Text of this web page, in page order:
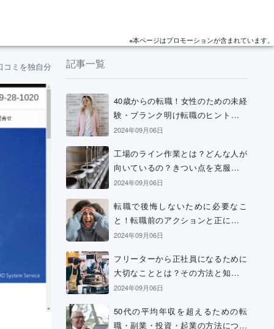
※本ページはプロモーションが含まれています。
コミを独自分析！記事一覧
40歳からの転職！女性のための未経
験・ブランク明け転職のヒントと考
え方
2024年09月06日
工場のライン作業とは？どんな人が
向いているの？きつい点を克服する
方法などを解説
2024年09月06日
転職で後悔しないために必要なこ
と！転職前のアクションと正に後悔
中の場合の解決策
2024年09月06日
フリーターから正社員になるために
大切なこととは？その方法と知って
おきたい心構え
2024年09月06日
50代の平均年収を超えるための転
職・副業・投資・起業の方法につい